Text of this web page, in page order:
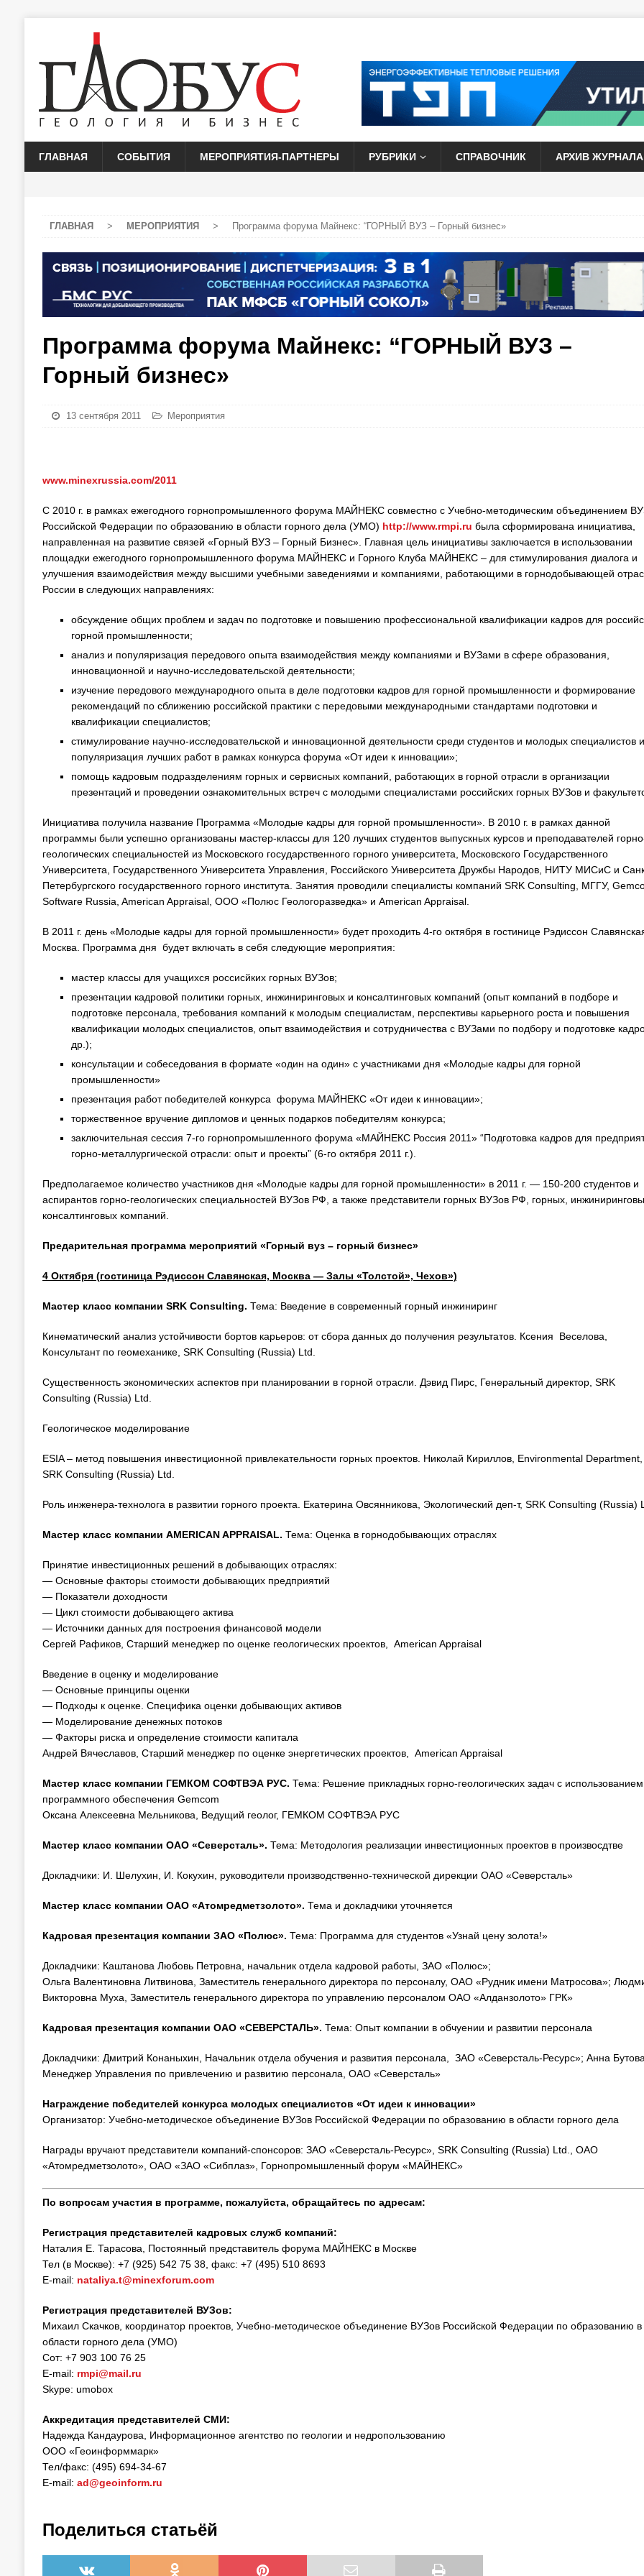
ГЛАВНАЯ СОБЫТИЯ МЕРОПРИЯТИЯ-ПАРТНЕРЫ РУБРИКИ СПРАВОЧНИК АРХИВ ЖУРНАЛА
ГЛАВНАЯ > МЕРОПРИЯТИЯ > Программа форума Майнекс: “ГОРНЫЙ ВУЗ – Горный бизнес»
Программа форума Майнекс: “ГОРНЫЙ ВУЗ –
Горный бизнес»
13 сентября 2011 Мероприятия
www.minexrussia.com/2011
С 2010 г. в рамках ежегодного горнопромышленного форума МАЙНЕКС совместно с Учебно-методическим объединением
Российской Федерации по образованию в области горного дела (УМО) http://www.rmpi.ru была сформирована инициатива,
направленная на развитие связей «Горный ВУЗ – Горный Бизнес». Главная цель инициативы заключается в использовании
площадки ежегодного горнопромышленного форума МАЙНЕКС и Горного Клуба МАЙНЕКС – для стимулирования диалога и
улучшения взаимодействия между высшими учебными заведениями и компаниями, работающими в горнодобывающей
России в следующих направлениях:
обсуждение общих проблем и задач по подготовке и повышению профессиональной квалификации кадров для
горной промышленности;
анализ и популяризация передового опыта взаимодействия между компаниями и ВУЗами в сфере образования,
инновационной и научно-исследовательской деятельности;
изучение передового международного опыта в деле подготовки кадров для горной промышленности и формирование
рекомендаций по сближению российской практики с передовыми международными стандартами подготовки и
квалификации специалистов;
стимулирование научно-исследовательской и инновационной деятельности среди студентов и молодых специалистов и
популяризация лучших работ в рамках конкурса форума «От идеи к инновации»;
помощь кадровым подразделениям горных и сервисных компаний, работающих в горной отрасли в организации
презентаций и проведении ознакомительных встреч с молодыми специалистами российских горных ВУЗов и
Инициатива получила название Программа «Молодые кадры для горной промышленности». В 2010 г. в рамках данной
программы были успешно организованы мастер-классы для 120 лучших студентов выпускных курсов и преподавателей
геологических специальностей из Московского государственного горного университета, Московского Государственного
Университета, Государственного Университета Управления, Российского Университета Дружбы Народов, НИТУ МИСиС и
Петербургского государственного горного института. Занятия проводили специалисты компаний SRK Consulting, МГГУ,
Software Russia, American Appraisal, ООО «Полюс Геологоразведка» и American Appraisal.
В 2011 г. день «Молодые кадры для горной промышленности» будет проходить 4-го октября в гостинице Рэдиссон
Москва. Программа дня будет включать в себя следующие мероприятия:
мастер классы для учащихся россисйких горных ВУЗов;
презентации кадровой политики горных, инжиниринговых и консалтинговых компаний (опыт компаний в подборе и
подготовке персонала, требования компаний к молодым специалистам, перспективы карьерного роста и повышения
квалификации молодых специалистов, опыт взаимодействия и сотрудничества с ВУЗами по подбору и подготовке
др.);
консультации и собеседования в формате «один на один» с участниками дня «Молодые кадры для горной
промышленности»
презентация работ победителей конкурса форума МАЙНЕКС «От идеи к инновации»;
торжественное вручение дипломов и ценных подарков победителям конкурса;
заключительная сессия 7-го горнопромышленного форума «МАЙНЕКС Россия 2011» “Подготовка кадров для
горно-металлургической отрасли: опыт и проекты” (6-го октября 2011 г.).
Предполагаемое количество участников дня «Молодые кадры для горной промышленности» в 2011 г. — 150-200 студентов и
аспирантов горно-геологических специальностей ВУЗов РФ, а также представители горных ВУЗов РФ, горных,
консалтинговых компаний.
Предарительная программа мероприятий «Горный вуз – горный бизнес»
4 Октября (гостиница Рэдиссон Славянская, Москва — Залы «Толстой», Чехов»)
Мастер класс компании SRK Consulting. Тема: Введение в современный горный инжиниринг
Кинематический анализ устойчивости бортов карьеров: от сбора данных до получения результатов. Ксения Веселова,
Консультант по геомеханике, SRK Consulting (Russia) Ltd.
Существенность экономических аспектов при планировании в горной отрасли. Дэвид Пирс, Генеральный директор, SRK
Consulting (Russia) Ltd.
Геологическое моделирование
ESIA – метод повышения инвестиционной привлекательности горных проектов. Николай Кириллов, Environmental Department,
SRK Consulting (Russia) Ltd.
Роль инженера-технолога в развитии горного проекта. Екатерина Овсянникова, Экологический деп-т, SRK Consulting (Russia)
Мастер класс компании AMERICAN APPRAISAL. Тема: Оценка в горнодобывающих отраслях
Принятие инвестиционных решений в добывающих отраслях:
— Основные факторы стоимости добывающих предприятий
— Показатели доходности
— Цикл стоимости добывающего актива
— Источники данных для построения финансовой модели
Сергей Рафиков, Старший менеджер по оценке геологических проектов, American Appraisal
Введение в оценку и моделирование
— Основные принципы оценки
— Подходы к оценке. Специфика оценки добывающих активов
— Моделирование денежных потоков
— Факторы риска и определение стоимости капитала
Андрей Вячеславов, Старший менеджер по оценке энергетических проектов, American Appraisal
Мастер класс компании ГЕМКОМ СОФТВЭА РУС. Тема: Решение прикладных горно-геологических задач с использованием
программного обеспечения Gemcom
Оксана Алексеевна Мельникова, Ведущий геолог, ГЕМКОМ СОФТВЭА РУС
Мастер класс компании ОАО «Северсталь». Тема: Методология реализации инвестиционных проектов в произвосдтве
Докладчики: И. Шелухин, И. Кокухин, руководители производственно-технической дирекции ОАО «Северсталь»
Мастер класс компании ОАО «Атомредметзолото». Тема и докладчики уточняется
Кадровая презентация компании ЗАО «Полюс». Тема: Программа для студентов «Узнай цену золота!»
Докладчики: Каштанова Любовь Петровна, начальник отдела кадровой работы, ЗАО «Полюс»;
Ольга Валентиновна Литвинова, Заместитель генерального директора по персоналу, ОАО «Рудник имени Матросова»;
Викторовна Муха, Заместитель генерального директора по управлению персоналом ОАО «Алданзолото» ГРК»
Кадровая презентация компании ОАО «СЕВЕРСТАЛЬ». Тема: Опыт компании в обчуении и развитии персонала
Докладчики: Дмитрий Конаныхин, Начальник отдела обучения и развития персонала, ЗАО «Северсталь-Ресурс»; Анна
Менеджер Управления по привлечению и развитию персонала, ОАО «Северсталь»
Награждение победителей конкурса молодых специалистов «От идеи к инновации»
Организатор: Учебно-методическое объединение ВУЗов Российской Федерации по образованию в области горного дела
Награды вручают представители компаний-спонсоров: ЗАО «Северсталь-Ресурс», SRK Consulting (Russia) Ltd., ОАО
«Атомредметзолото», ОАО «ЗАО «Сибплаз», Горнопромышленный форум «МАЙНЕКС»
По вопросам участия в программе, пожалуйста, обращайтесь по адресам:
Регистрация представителей кадровых служб компаний:
Наталия Е. Тарасова, Постоянный представитель форума МАЙНЕКС в Москве
Тел (в Москве): +7 (925) 542 75 38, факс: +7 (495) 510 8693
E-mail: nataliya.t@minexforum.com
Регистрация представителей ВУЗов:
Михаил Скачков, координатор проектов, Учебно-методическое объединение ВУЗов Российской Федерации по образованию в
области горного дела (УМО)
Сот: +7 903 100 76 25
E-mail: rmpi@mail.ru
Skype: umobox
Аккредитация представителей СМИ:
Надежда Кандаурова, Информационное агентство по геологии и недропользованию
ООО «Геоинформмарк»
Тел/факс: (495) 694-34-67
E-mail: ad@geoinform.ru
Поделиться статьёй